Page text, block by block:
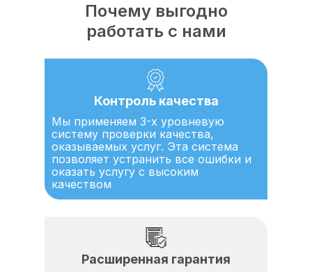
Почему выгодно
работать с нами
Контроль качества
Мы применяем 3-х уровневую
систему проверки качества,
оказываемых услуг. Эта система
позволяет устранить все ошибки и
оказать услугу с высоким
качеством
Расширенная гарантия